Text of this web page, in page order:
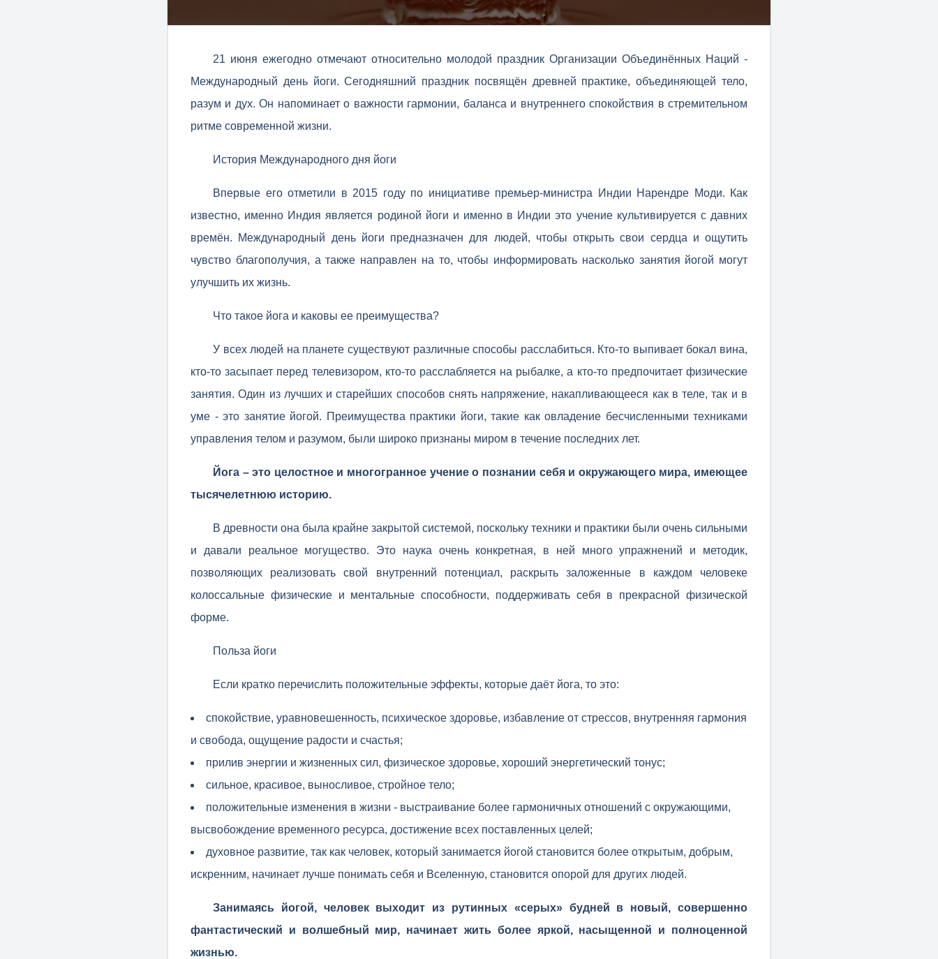
21 июня ежегодно отмечают относительно молодой праздник Организации Объединённых Наций -
Международный день йоги. Сегодняшний праздник посвящён древней практике, объединяющей тело,
разум и дух. Он напоминает о важности гармонии, баланса и внутреннего спокойствия в стремительном
ритме современной жизни.
История Международного дня йоги
Впервые его отметили в 2015 году по инициативе премьер-министра Индии Нарендре Моди. Как
известно, именно Индия является родиной йоги и именно в Индии это учение культивируется с давних
времён. Международный день йоги предназначен для людей, чтобы открыть свои сердца и ощутить
чувство благополучия, а также направлен на то, чтобы информировать насколько занятия йогой могут
улучшить их жизнь.
Что такое йога и каковы ее преимущества?
У всех людей на планете существуют различные способы расслабиться. Кто-то выпивает бокал вина,
кто-то засыпает перед телевизором, кто-то расслабляется на рыбалке, а кто-то предпочитает физические
занятия. Один из лучших и старейших способов снять напряжение, накапливающееся как в теле, так и в
уме - это занятие йогой. Преимущества практики йоги, такие как овладение бесчисленными техниками
управления телом и разумом, были широко признаны миром в течение последних лет.
Йога – это целостное и многогранное учение о познании себя и окружающего мира, имеющее
тысячелетнюю историю.
В древности она была крайне закрытой системой, поскольку техники и практики были очень сильными
и давали реальное могущество. Это наука очень конкретная, в ней много упражнений и методик,
позволяющих реализовать свой внутренний потенциал, раскрыть заложенные в каждом человеке
колоссальные физические и ментальные способности, поддерживать себя в прекрасной физической
форме.
Польза йоги
Если кратко перечислить положительные эффекты, которые даёт йога, то это:
спокойствие, уравновешенность, психическое здоровье, избавление от стрессов, внутренняя гармония
и свобода, ощущение радости и счастья;
прилив энергии и жизненных сил, физическое здоровье, хороший энергетический тонус;
сильное, красивое, выносливое, стройное тело;
положительные изменения в жизни - выстраивание более гармоничных отношений с окружающими,
высвобождение временного ресурса, достижение всех поставленных целей;
духовное развитие, так как человек, который занимается йогой становится более открытым, добрым,
искренним, начинает лучше понимать себя и Вселенную, становится опорой для других людей.
Занимаясь йогой, человек выходит из рутинных «серых» будней в новый, совершенно
фантастический и волшебный мир, начинает жить более яркой, насыщенной и полноценной
жизнью.